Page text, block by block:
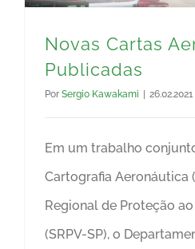
Novas Cartas
Publicadas
Por Sergio Kawakami | 26.02.2021
Em um trabalho
Cartografia Aeronáutica
Regional de Proteção
(SRPV-SP), o